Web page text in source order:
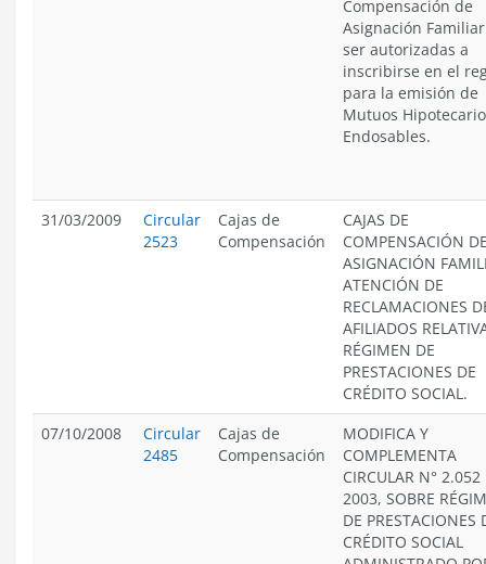
Compensación de
Asignación
ser autorizadas a
inscribirse en el
para la emisión de
Mutuos
Endosables.
31/03/2009
Circular
2523
Cajas de
Compensación
CAJAS DE
COMPENSACIÓN
ASIGNACIÓN
ATENCIÓN DE
RECLAMACIONES
AFILIADOS
RÉGIMEN DE
PRESTACIONES DE
CRÉDITO SOCIAL.
07/10/2008
Circular
2485
Cajas de
Compensación
MODIFICA Y
COMPLEMENTA
CIRCULAR N° 2.052
2003, SOBRE
DE PRESTACIONES
CRÉDITO SOCIAL